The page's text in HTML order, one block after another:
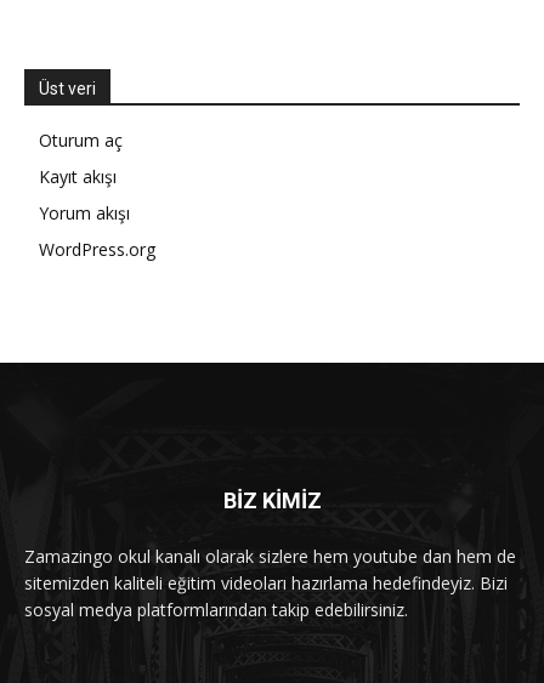
Üst veri
Oturum aç
Kayıt akışı
Yorum akışı
WordPress.org
BİZ KİMİZ
Zamazingo okul kanalı olarak sizlere hem youtube dan hem de
sitemizden kaliteli eğitim videoları hazırlama hedefindeyiz. Bizi
sosyal medya platformlarından takip edebilirsiniz.